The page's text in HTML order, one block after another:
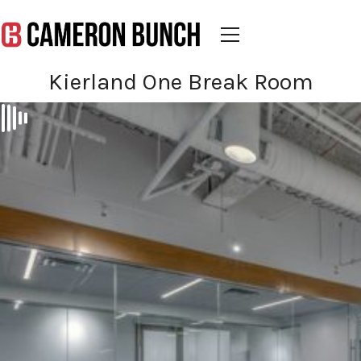
Kierland One Break Room